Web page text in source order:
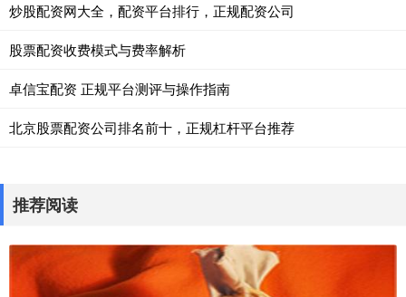
炒股配资网大全，配资平台排行，正规配资公司
股票配资收费模式与费率解析
卓信宝配资 正规平台测评与操作指南
北京股票配资公司排名前十，正规杠杆平台推荐
推荐阅读